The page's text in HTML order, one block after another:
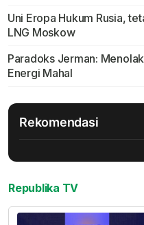
Uni Eropa Hukum Rusia,
LNG Moskow
Paradoks Jerman:
Energi Mahal
Rekomendasi
Republika TV